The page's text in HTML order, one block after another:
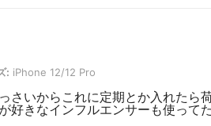
12/12 Pro
: iPhone 12/12 Pro
さいからこれに定期とか入れたら
好きなインフルエンサーも使っ